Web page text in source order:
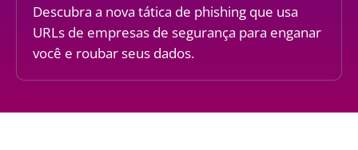
Descubra a nova tática de phishing que usa
URLs de empresas de segurança para enganar
você e roubar seus dados.